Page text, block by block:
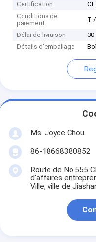
Certification
CE
Conditions de
paiement
T
Délai de livraison
Détails d'emballage
Ms. Joyce Chou
86-18668380852
Route de No.555
d'affaires
Ville, ville de